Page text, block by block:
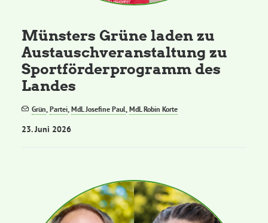
Münsters Grüne laden zu
Austauschveranstaltung zu
Sportförderprogramm des
Landes
Grün,Partei,MdL Josefine Paul,MdL Robin Korte
23. Juni 2026